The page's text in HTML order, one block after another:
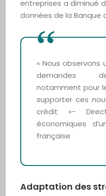
entreprises a diminué
données de la Banque
« Nous observons
demandes
notamment pour
supporter ces
crédit »-
économiques
française
Adaptation des